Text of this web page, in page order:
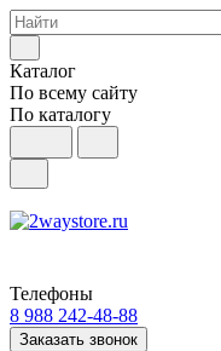
Каталог
По всему сайту
По каталогу
Телефоны
8 988 242-48-88
Заказать звонок